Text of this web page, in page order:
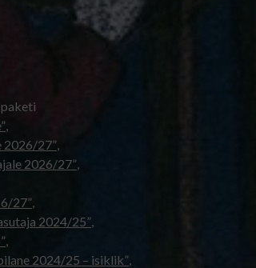
,
2026/27”,
2026/27”,
27”,
2024/25”,
,
2024/25 – isiklik”,